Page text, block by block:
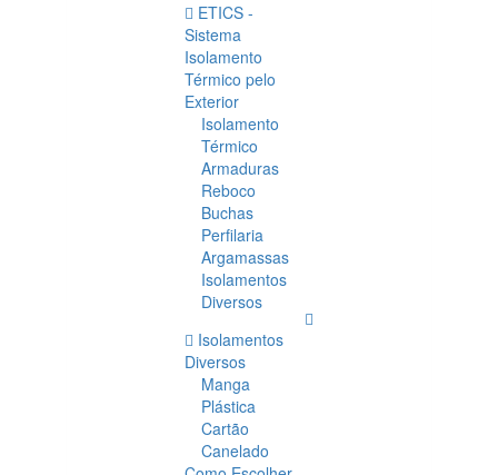
ETICS -
Sistema
Isolamento
Térmico pelo
Exterior
Isolamento
Térmico
Armaduras
Reboco
Buchas
Perfilaria
Argamassas
Isolamentos
Diversos
Isolamentos
Diversos
Manga
Plástica
Cartão
Canelado